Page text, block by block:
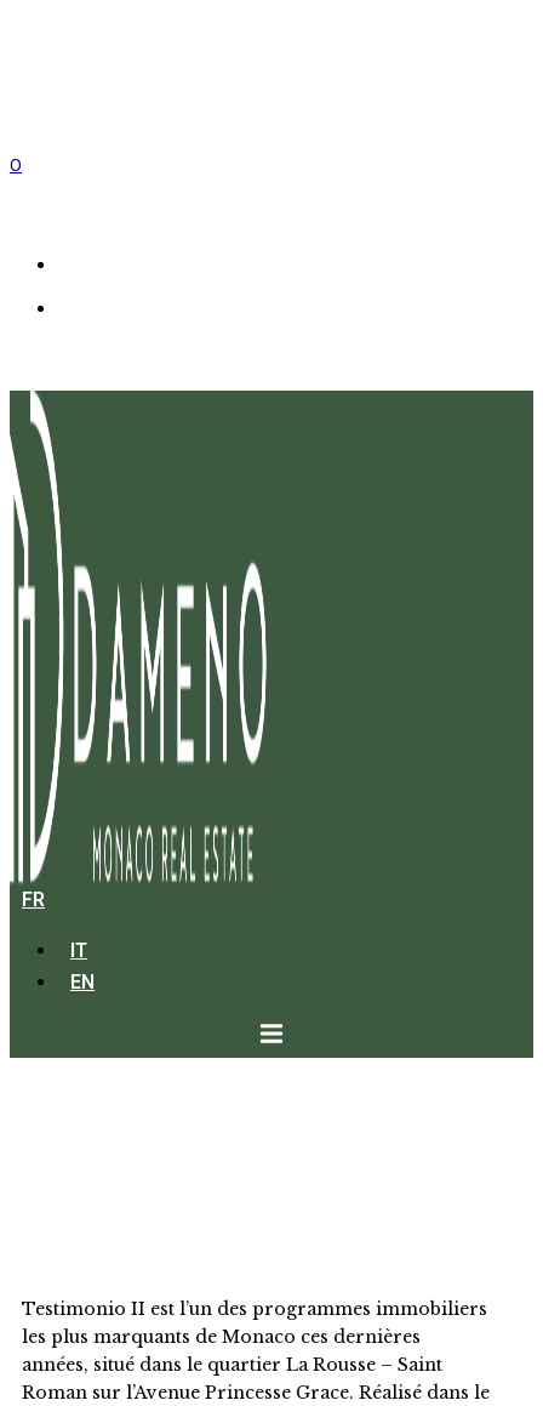
0
FR
IT
EN
Testimonio II est l’un des programmes immobiliers
les plus marquants de Monaco ces dernières
années, situé dans le quartier La Rousse – Saint
Roman sur l’Avenue Princesse Grace. Réalisé dans le